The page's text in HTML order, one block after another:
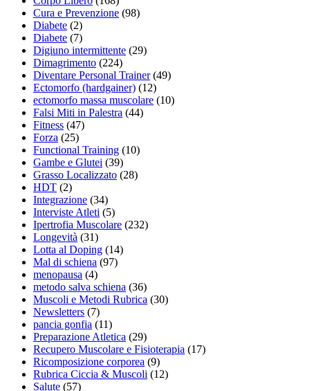
Cura e Prevenzione (98)
Diabete (2)
Diabete (7)
Digiuno intermittente (29)
Dimagrimento (224)
Diventare Personal Trainer(49)
Ectomorfo (hardgainer) (12)
ectomorfo massa muscolare (10)
Falsi Miti in Palestra (44)
Fitness (47)
Forza (25)
Functional Training (10)
Gambe e Glutei (39)
Grasso Localizzato (28)
HDT (2)
Integrazione (34)
Interviste Atleti (5)
Ipertrofia Muscolare (232)
Longevità (31)
Lotta al Doping (14)
Mal di schiena (97)
menopausa (4)
metodo salva schiena (36)
Muscoli e Metodi Rubrica (30)
Newsletters (7)
pancia gonfia (11)
Preparazione Atletica (29)
Recupero Muscolare e Fisioterapia (17)
Ricomposizione corporea (9)
Rubrica Ciccia & Muscoli (12)
Salute (57)